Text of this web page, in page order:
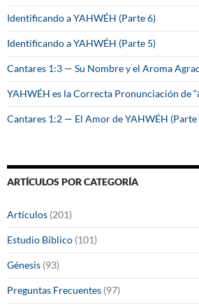
Identificando a YAHWÉH (Parte 6)
Identificando a YAHWÉH (Parte 5)
Cantares 1:3 — Su Nombre y el Aroma
Cantares 1:2 — El Amor de YAHWÉH (Parte
ARTÍCULOS POR CATEGORÍA
Artículos (201)
Estudio Bíblico (101)
Génesis (93)
Preguntas Frecuentes (97)